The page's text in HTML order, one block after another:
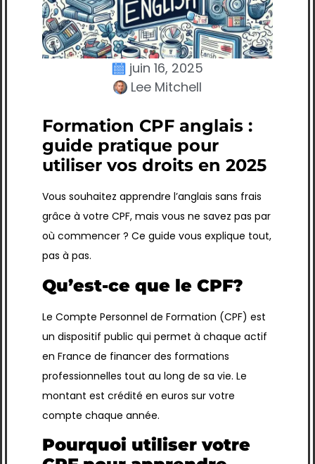
juin 16, 2025
Lee Mitchell
Formation CPF anglais :
guide pratique pour
utiliser vos droits en 2025
Vous souhaitez apprendre l’anglais sans frais
grâce à votre CPF, mais vous ne savez pas par
où commencer ? Ce guide vous explique tout,
pas à pas.
Qu’est-ce que le CPF?
Le Compte Personnel de Formation (CPF) est
un dispositif public qui permet à chaque actif
en France de financer des formations
professionnelles tout au long de sa vie. Le
montant est crédité en euros sur votre
compte chaque année.
Pourquoi utiliser votre